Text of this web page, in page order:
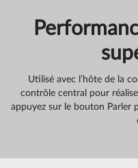
Utilisé avec l’hôte de la
contrôle central pour
appuyez sur le bouton Parler